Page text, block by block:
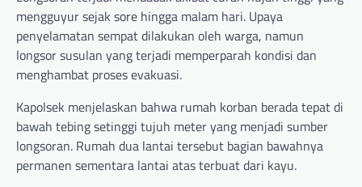
mengguyur sejak sore hingga malam hari. Upaya
penyelamatan sempat dilakukan oleh warga, namun
longsor susulan yang terjadi memperparah kondisi dan
menghambat proses evakuasi.
Kapolsek menjelaskan bahwa rumah korban berada tepat di
bawah tebing setinggi tujuh meter yang menjadi sumber
longsoran. Rumah dua lantai tersebut bagian bawahnya
permanen sementara lantai atas terbuat dari kayu.